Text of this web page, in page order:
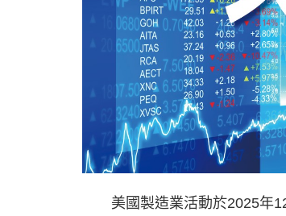
美國製造業活動於2025年12